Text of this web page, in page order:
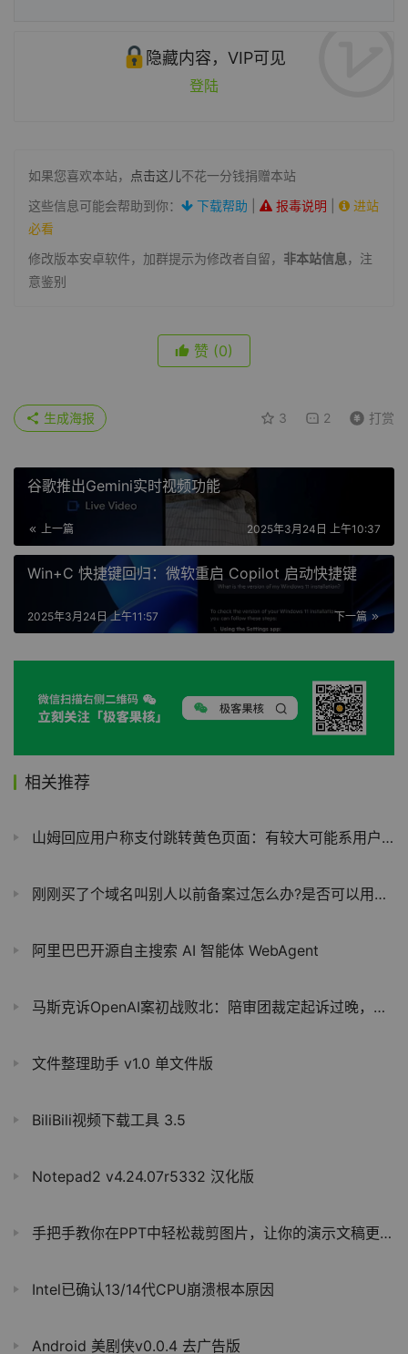
隐藏内容，VIP可见
登陆
如果您喜欢本站， 点击这儿不花一分钱捐赠本站
这些信息可能会帮助到你：
下载帮助 报毒说明
进站
必看
修改版本安卓软件，加群提示为修改者自留， 非本站信息，注
意鉴别
赞 (0)
3 2 打赏
生成海报
谷歌推出Gemini实时视频功能
上一篇 2025年3月24日 上午10:37
Win+C 快捷键回归：微软重启 Copilot 启动快捷键
下一篇
2025年3月24日 上午11:57
相关推荐
山姆回应用户称支付跳转黄色页面：有较大可能系用户设备遭网络劫持
刚刚买了个域名叫别人以前备案过怎么办?是否可以用呢？
阿里巴巴开源自主搜索 AI 智能体 WebAgent
马斯克诉OpenAI案初战败北：陪审团裁定起诉过晚，马斯克誓言上诉
文件整理助手 v1.0 单文件版
BiliBili视频下载工具 3.5
Notepad2 v4.24.07r5332 汉化版
手把手教你在PPT中轻松裁剪图片，让你的演示文稿更出彩
Intel已确认13/14代CPU崩溃根本原因
Android 美剧侠v0.0.4 去广告版